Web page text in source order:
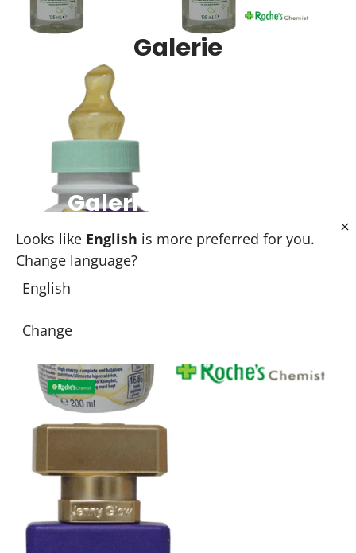
Galerie
Galerieüberschrift
aufschraubbaren Saugern für Patienten mit
Schluckbeschwerden
Looks like English is more preferred for you.
Change language?
English
Change